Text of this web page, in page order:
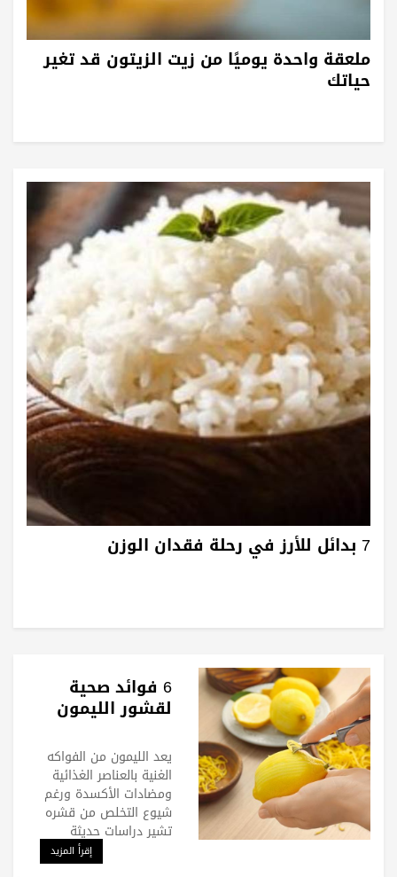
ملعقة واحدة يوميًا من زيت الزيتون قد تغير
حياتك
7 بدائل للأرز في رحلة فقدان الوزن
6 فوائد صحية
لقشور الليمون
يعد الليمون من الفواكه
الغنية بالعناصر الغذائية
ومضادات الأكسدة ورغم
شيوع التخلص من قشره
تشير دراسات حديثة
إقرأ المزيد